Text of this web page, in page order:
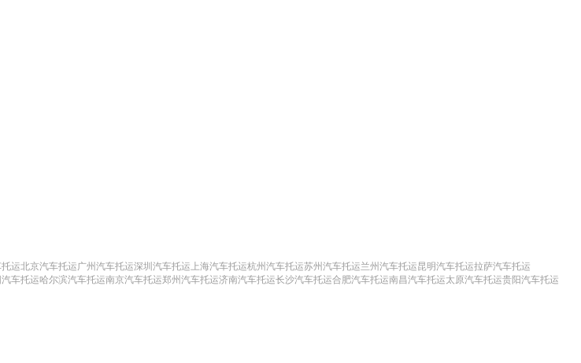
运北京汽车托运广州汽车托运深圳汽车托运 上海汽车托运杭州汽车托运苏州汽车托运兰州汽车托运昆明汽车托运拉萨汽车托运
车托运哈尔滨汽车托运南京汽车托运郑州汽车托运济南汽车托运长沙汽车托运合肥汽车托运南昌汽车托运太原汽车托运贵阳汽车托运